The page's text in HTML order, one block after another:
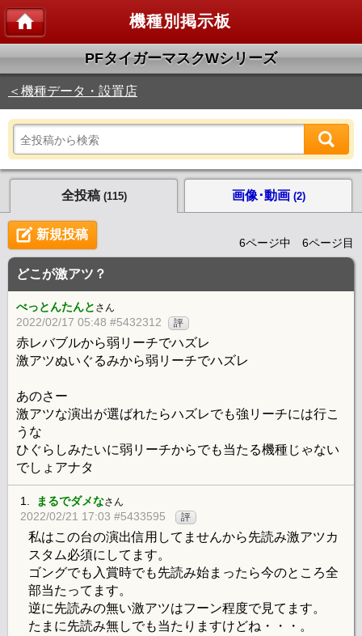
機種別掲示板
PFタイガーマスクWシリーズ
＜機種データ・設置店
全投稿 (115) 画像･動画 (2)
新規投稿
6ページ中 6ページ目
どこが激アツ？
べっとんたんと さん
2022/02/17 05:48 #5432312 評
赤レバブルから弱リーチでハズレ
激アツぬいぐるみから弱リーチでハズレ
あのさー
激アツな演出が選ばれたらハズレでも強リーチには行こ
うな
ひぐらしみたいに弱リーチからでも当たる機種じゃない
でしょアナタ
1. まるでダメなさん
2022/02/21 17:03 #5433595 評
私はこの台の演出信用してませんから先読み激アツカ
スタム必須にしてます。
ゴングでも入賞時でも先読み始まったら今のところ全
部当たってます。
逆に先読みの無い激アツはフーン程度で見てます。
たまに先読み無しでも当たりますけどね・・・。